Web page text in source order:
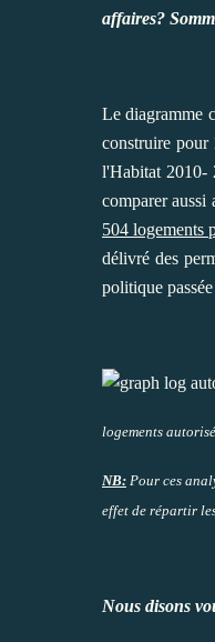
affaires?
Le diagramme
construire pour
l'Habitat 2010-
comparer aussi
504 logements
délivré des
politique
logements
NB: Pour ces
effet de répartir
Nous disons